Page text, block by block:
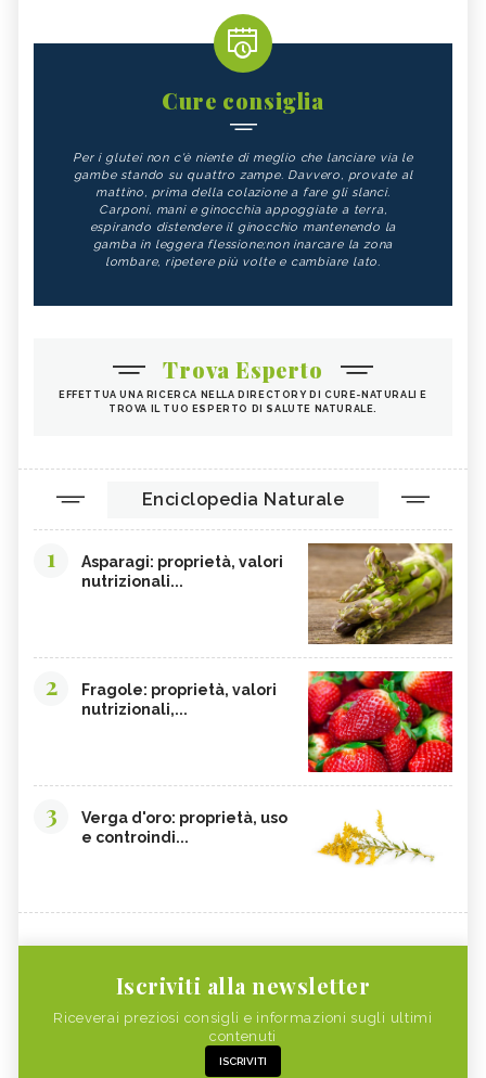
Cure consiglia
Per i glutei non c'è niente di meglio che lanciare via le
gambe stando su quattro zampe. Davvero, provate al
mattino, prima della colazione a fare gli slanci.
Carponi, mani e ginocchia appoggiate a terra,
espirando distendere il ginocchio mantenendo la
gamba in leggera flessione;non inarcare la zona
lombare, ripetere più volte e cambiare lato.
Trova Esperto
EFFETTUA UNA RICERCA NELLA DIRECTORY DI CURE-NATURALI E
TROVA IL TUO ESPERTO DI SALUTE NATURALE.
Enciclopedia Naturale
1
Asparagi: proprietà, valori
nutrizionali...
2
Fragole: proprietà, valori
nutrizionali,...
3
Verga d'oro: proprietà, uso
e controindi...
Iscriviti alla newsletter
Riceverai preziosi consigli e informazioni sugli ultimi
contenuti
ISCRIVITI